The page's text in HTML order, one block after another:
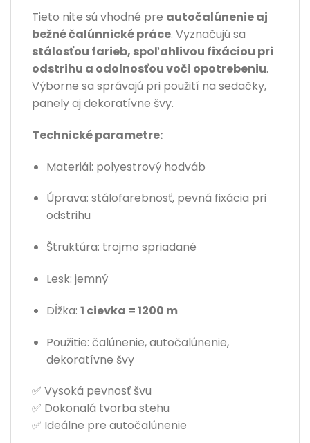
Tieto nite sú vhodné pre autočalúnenie aj
bežné čalúnnické práce. Vyznačujú sa
stálosťou farieb, spoľahlivou fixáciou pri
odstrihu a odolnosťou voči opotrebeniu.
Výborne sa správajú pri použití na sedačky,
panely aj dekoratívne švy.
Technické parametre:
Materiál: polyestrový hodváb
Úprava: stálofarebnosť, pevná fixácia pri
odstrihu
Štruktúra: trojmo spriadané
Lesk: jemný
Dĺžka: 1 cievka = 1200 m
Použitie: čalúnenie, autočalúnenie,
dekoratívne švy
✅ Vysoká pevnosť švu
✅ Dokonalá tvorba stehu
✅ Ideálne pre autočalúnenie